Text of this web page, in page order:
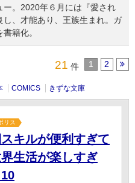
ー。2020年６月には『愛され
、才能あり、王族生まれ。ガ
籍化。
21 件 1 2
COMICS きずな文庫
リス
キルが便利すぎて
生活が楽しすぎ